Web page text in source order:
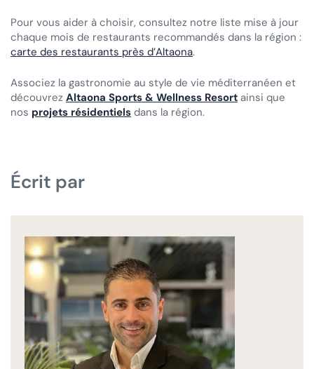
Pour vous aider à choisir, consultez notre liste mise à jour
chaque mois de restaurants recommandés dans la région :
carte des restaurants près d’Altaona.
Associez la gastronomie au style de vie méditerranéen et
découvrez Altaona Sports & Wellness Resort ainsi que
nos projets résidentiels dans la région.
Écrit par